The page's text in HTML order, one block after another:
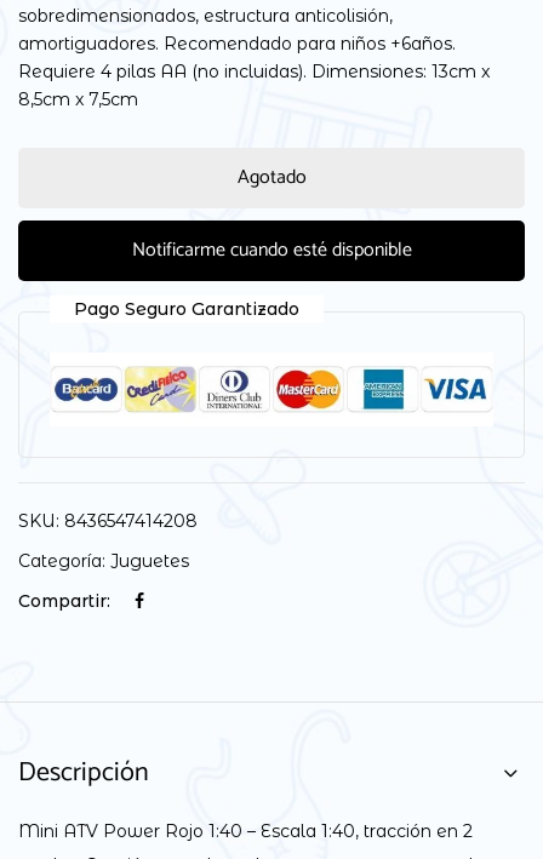
sobredimensionados, estructura anticolisión,
amortiguadores. Recomendado para niños +6años.
Requiere 4 pilas AA (no incluidas). Dimensiones: 13cm x
8,5cm x 7,5cm
Agotado
Notificarme cuando esté disponible
Pago Seguro Garantizado
SKU: 8436547414208
Categoría: Juguetes
Compartir:
Descripción
Mini ATV Power Rojo 1:40 – Escala 1:40, tracción en 2